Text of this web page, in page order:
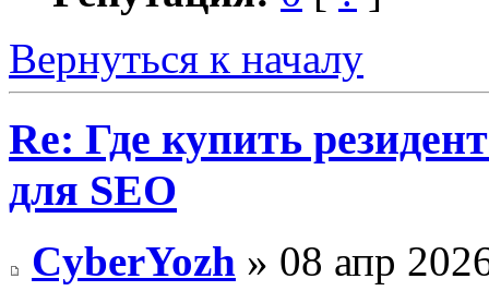
Вернуться к началу
Re: Где купить
для SEO
CyberYozh » 08 апр